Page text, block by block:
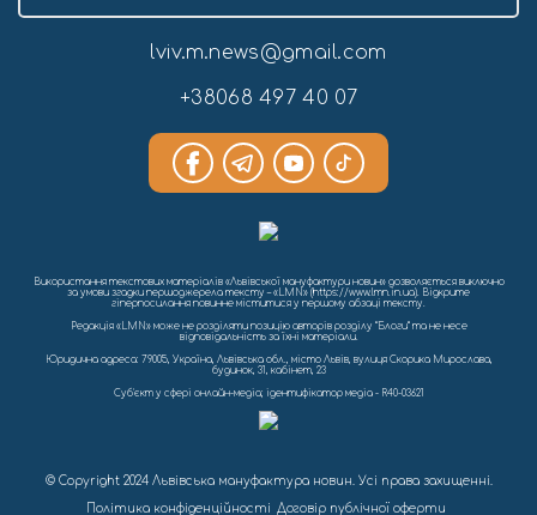
lviv.m.news@gmail.com
+38068 497 40 07
Використання текстових матеріалів «Львівської мануфактури новин» дозволяється виключно
за умови згадки першоджерела тексту – «LMN» (https://www.lmn.in.ua). Відкрите
гіперпосилання повинне міститися у першому абзаці тексту.
Редакція «LMN» може не розділяти позицію авторів розділу “Блоги” та не несе
відповідальність за їхні матеріали.
Юридична адреса: 79005, Україна, Львівська обл., місто Львів, вулиця Скорика Мирослава,
будинок, 31, кабінет, 23
Cуб'єкт у сфері онлайн-медіа; ідентифікатор медіа - R40-03621
© Copyright 2024 Львівська мануфактура новин. Усі права захищенні.
Політика конфіденційності Договір публічної оферти